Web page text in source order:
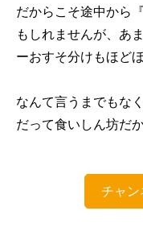
だからこそ途中から
もしれませんが、あ
ーおすそ分けもほど
なんて言うまでもな
だって食いしん坊だか
チャン